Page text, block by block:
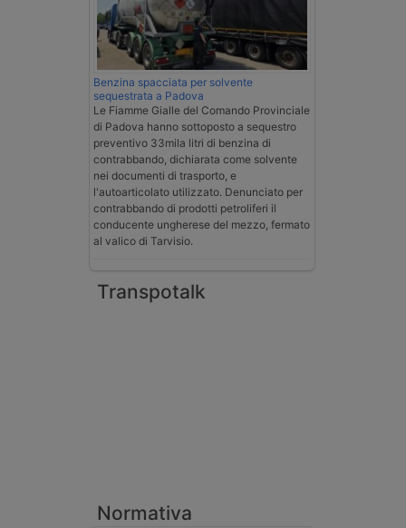
Benzina spacciata per solvente
sequestrata a Padova
Le Fiamme Gialle del Comando Provinciale
di Padova hanno sottoposto a sequestro
preventivo 33mila litri di benzina di
contrabbando, dichiarata come solvente
nei documenti di trasporto, e
l'autoarticolato utilizzato. Denunciato per
contrabbando di prodotti petroliferi il
conducente ungherese del mezzo, fermato
al valico di Tarvisio.
Transpotalk
Normativa